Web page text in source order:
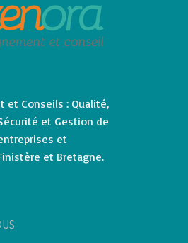
et Conseils : Qualité,
et Gestion de
et
et Bretagne.